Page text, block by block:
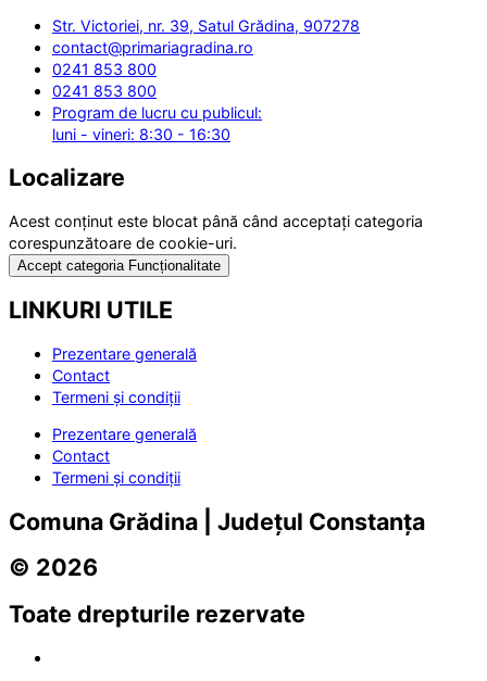
Str. Victoriei, nr. 39, Satul Grădina, 907278
contact@primariagradina.ro
0241 853 800
0241 853 800
Program de lucru cu publicul:
luni - vineri: 8:30 - 16:30
Localizare
Acest conținut este blocat până când acceptați categoria
corespunzătoare de cookie-uri.
Accept categoria Funcționalitate
LINKURI UTILE
Prezentare generală
Contact
Termeni și condiții
Prezentare generală
Contact
Termeni și condiții
Comuna Grădina | Județul Constanța
© 2026
Toate drepturile rezervate